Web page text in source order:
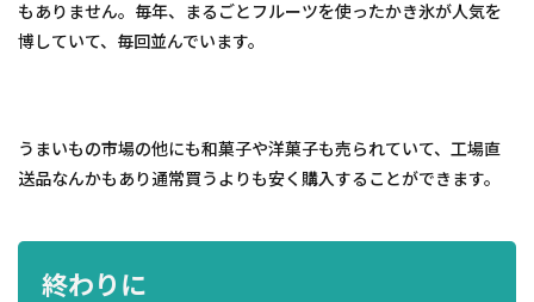
もありません。毎年、まるごとフルーツを使ったかき氷が人気を
博していて、毎回並んでいます。
うまいもの市場の他にも和菓子や洋菓子も売られていて、工場直
送品なんかもあり通常買うよりも安く購入することができます。
終わりに